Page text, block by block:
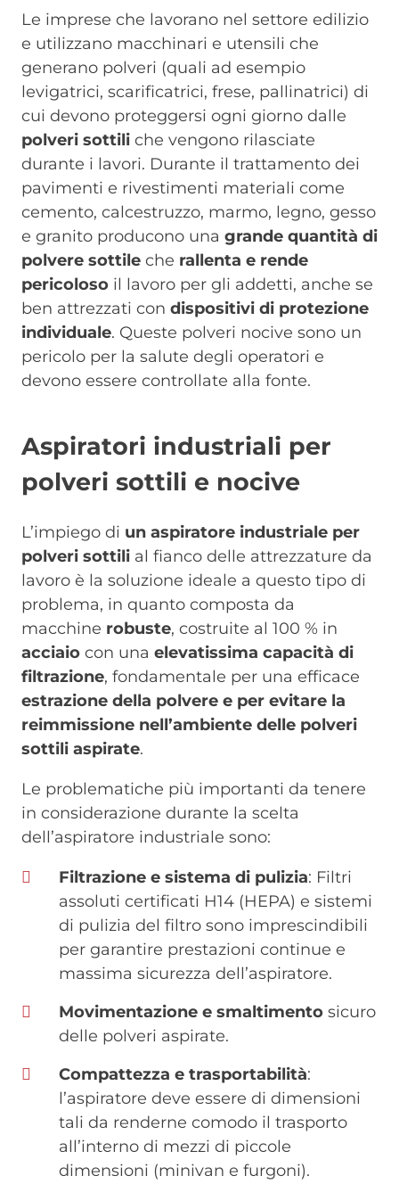
Le imprese che lavorano nel settore edilizio
e utilizzano macchinari e utensili che
generano polveri (quali ad esempio
levigatrici, scarificatrici, frese, pallinatrici) di
cui devono proteggersi ogni giorno dalle
polveri sottili che vengono rilasciate
durante i lavori. Durante il trattamento dei
pavimenti e rivestimenti materiali come
cemento, calcestruzzo, marmo, legno, gesso
e granito producono una grande quantità di
polvere sottile che rallenta e rende
pericoloso il lavoro per gli addetti, anche se
ben attrezzati con dispositivi di protezione
individuale. Queste polveri nocive sono un
pericolo per la salute degli operatori e
devono essere controllate alla fonte.
Aspiratori industriali per
polveri sottili e nocive
L’impiego di un aspiratore industriale per
polveri sottili al fianco delle attrezzature da
lavoro è la soluzione ideale a questo tipo di
problema, in quanto composta da
macchine robuste, costruite al 100 % in
acciaio con una elevatissima capacità di
filtrazione, fondamentale per una efficace
estrazione della polvere e per evitare la
reimmissione nell’ambiente delle polveri
sottili aspirate.
Le problematiche più importanti da tenere
in considerazione durante la scelta
dell’aspiratore industriale sono:
Filtrazione e sistema di pulizia: Filtri
assoluti certificati H14 (HEPA) e sistemi
di pulizia del filtro sono imprescindibili
per garantire prestazioni continue e
massima sicurezza dell’aspiratore.
Movimentazione e smaltimento sicuro
delle polveri aspirate.
Compattezza e trasportabilità:
l’aspiratore deve essere di dimensioni
tali da renderne comodo il trasporto
all’interno di mezzi di piccole
dimensioni (minivan e furgoni).